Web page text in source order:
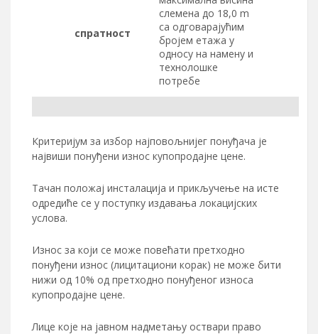
спратност
слемена до 18,0 m
са одговарајућим
бројем етажа у
односу на намену и
технолошке
потребе
Критеријум за избор најповољнијег понуђача је
највиши понуђени износ купопродајне цене.
Тачан положај инсталација и прикључење на исте
одредиће се у поступку издавања локацијских
услова.
Износ за који се може повећати претходно
понуђени износ (лицитациони корак) не може бити
нижи од 10% од претходно понуђеног износа
купопродајне цене.
Лице које на јавном надметању оствари право